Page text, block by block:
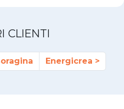
CLIENTI
Energicrea